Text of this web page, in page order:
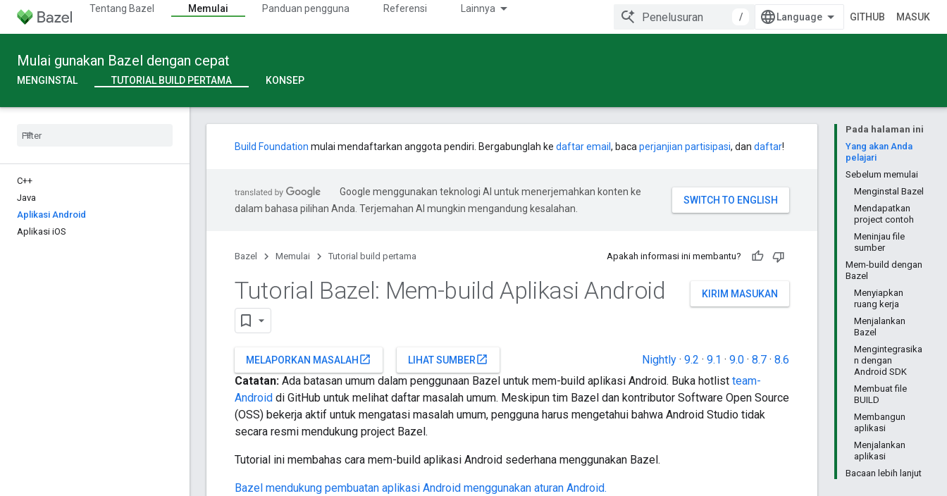
Tentang Bazel Memulai Panduan pengguna Referensi Lainnya
/ GITHUB MASUK
Mulai gunakan Bazel dengan cepat
MENGINSTAL TUTORIAL BUILD PERTAMA KONSEP
C++
Java
Aplikasi Android
Aplikasi iOS
Pada halaman ini
Yang akan Anda
pelajari
Sebelum memulai
Menginstal Bazel
Mendapatkan
project contoh
Meninjau file
sumber
Mem-build dengan
Bazel
Menyiapkan
ruang kerja
Menjalankan
Bazel
Mengintegrasika
n dengan
Android SDK
Membuat file
BUILD
Membangun
aplikasi
Menjalankan
aplikasi
Bacaan lebih lanjut
Build Foundation mulai mendaftarkan anggota pendiri. Bergabunglah ke daftar email , baca perjanjian partisipasi, dan daftar!
Google menggunakan teknologi AI untuk menerjemahkan konten ke
dalam bahasa pilihan Anda. Terjemahan AI mungkin mengandung kesalahan.
Bazel Memulai Tutorial build pertama Apakah informasi ini membantu?
KIRIM MASUKAN
Tutorial Bazel: Mem-build Aplikasi Android
MELAPORKAN MASALAH open_in_new LIHAT SUMBER open_in_new Nightly · 9.2 · 9.1 · 9.0 · 8.7 · 8.6
Catatan: Ada batasan umum dalam penggunaan Bazel untuk mem-build aplikasi Android. Buka hotlist team-
Android di GitHub untuk melihat daftar masalah umum. Meskipun tim Bazel dan kontributor Software Open Source
(OSS) bekerja aktif untuk mengatasi masalah umum, pengguna harus mengetahui bahwa Android Studio tidak
secara resmi mendukung project Bazel.
Tutorial ini membahas cara mem-build aplikasi Android sederhana menggunakan Bazel.
Bazel mendukung pembuatan aplikasi Android menggunakan aturan Android.